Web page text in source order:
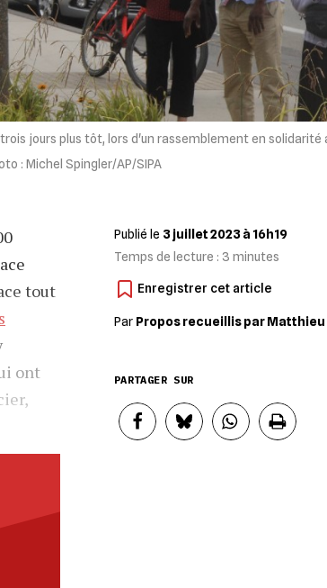
jours plus tôt, lors d'un rassemblement en solidarité
: Michel Spingler/AP/SIPA
tout
ont
Publié le 3 juillet 2023 à 16h19
Temps de lecture : 3 minutes
Par Propos recueillis par Matthieu
PARTAGER SUR